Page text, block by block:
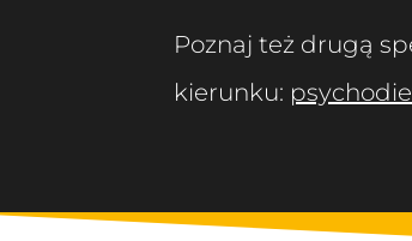
Poznaj też drugą
kierunku: